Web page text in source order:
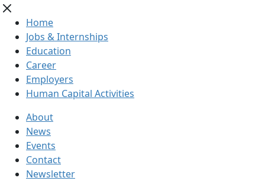
Home
Jobs & Internships
Education
Career
Employers
Human Capital Activities
About
News
Events
Contact
Newsletter